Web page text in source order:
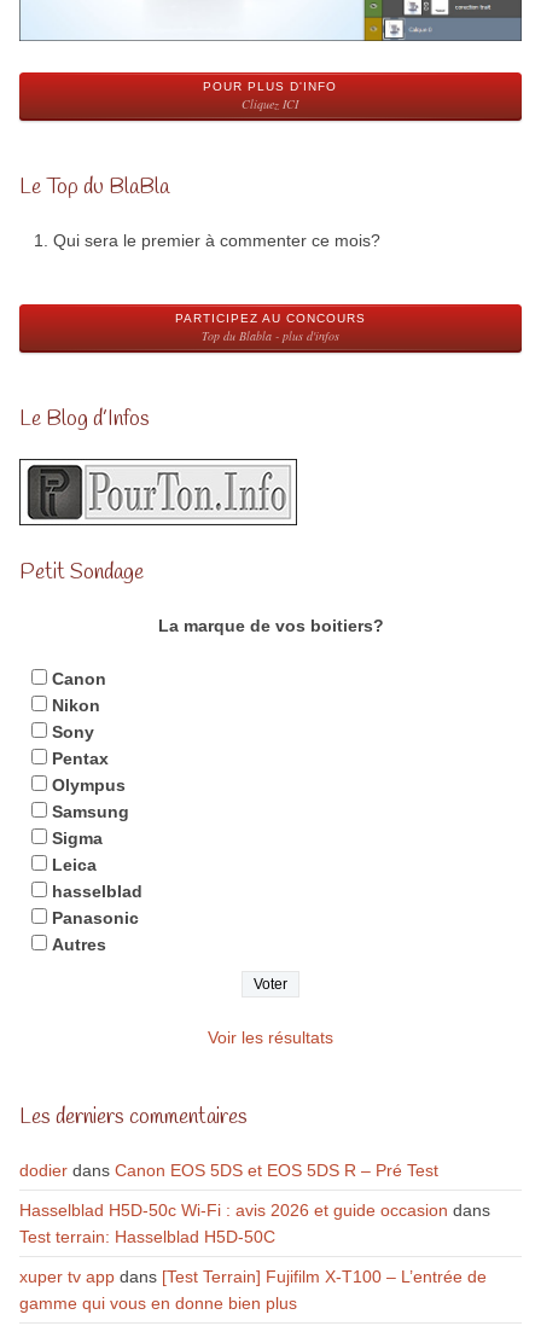
POUR PLUS D'INFO
Cliquez ICI
Le Top du BlaBla
Qui sera le premier à commenter ce mois?
PARTICIPEZ AU CONCOURS
Top du Blabla - plus d'infos
Le Blog d’Infos
Petit Sondage
La marque de vos boitiers?
Canon
Nikon
Sony
Pentax
Olympus
Samsung
Sigma
Leica
hasselblad
Panasonic
Autres
Voir les résultats
Les derniers commentaires
dodierdans Canon EOS 5DS et EOS 5DS R – Pré Test
Hasselblad H5D-50c Wi-Fi : avis 2026 et guide occasion dans
Test terrain: Hasselblad H5D-50C
xuper tv appdans [Test Terrain] Fujifilm X-T100 – L’entrée de
gamme qui vous en donne bien plus